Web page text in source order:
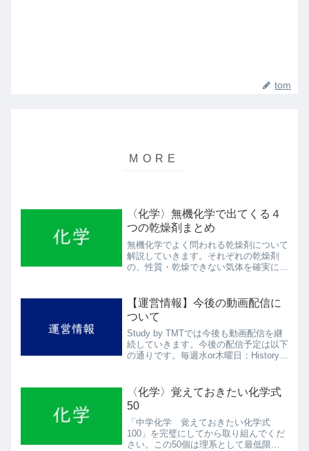
tom
〈化学〉無機化学で出てくる４
つの乾燥剤まとめ
無機化学でよく問われる乾燥剤について
解説していきます。それぞれの乾燥剤
の、性質・乾燥できない気体を確実に押
せる相手は気体ですので、詳しく言えば
水蒸気を取り除くための乾燥...
【運営情報】今後の動画配信に
ついて
Study by TMTでは今後も動画配信を継
続していきます。今後の配信予定は以下
の通りです。毎週水or木曜日：History-
座・各国史講座・化...
〈化学〉覚えておきたい化学式
50
「中学化学 覚えておきたい化学式
100」を完璧にしてから取り組んでくだ
さい。この50個は理系として最低限必